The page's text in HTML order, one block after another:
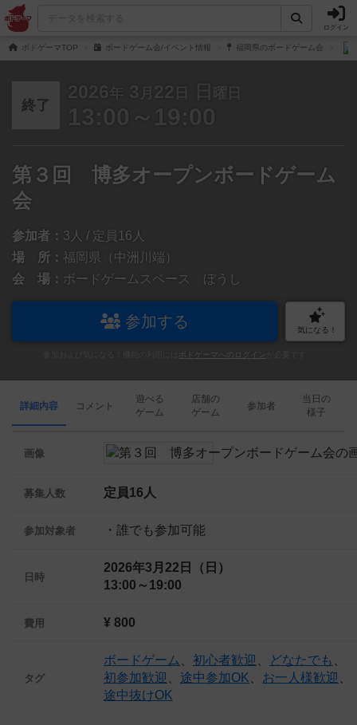
ログイン
ボドゲーマTOP ボードゲーム会/イベント情報 福岡県のボードゲーム会
終了
2026 年 3 月 22 日 日 曜日
13:00～19:00
第３回 博多オープンボードゲーム
会
参加者： 3人 / 定員16人
場 所： 福岡県（中洲川端）
会 場： ボードゲームスペース ぼうし
参加する 気になる！
ボドゲーマへのログイン
詳細内容 コメント
遊べる
ゲーム
店舗の
ゲーム
参加者
当日の
様子
画像
募集人数 定員16人
参加対象者 ・誰でも参加可能
日時
2026年3月22日（日）
13:00～19:00
費用 ¥ 800
タグ
ボードゲーム 初心者歓迎 どなたでも
初参加歓迎
途中参加OK お一人様歓迎
途中抜けOK